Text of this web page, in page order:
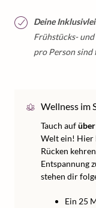
Deine
Frühstücks-
pro Person sind
Wellness im
Tauch aufüber
Welt ein! Hier
Rücken
Entspannung
stehen dir
Ein 25